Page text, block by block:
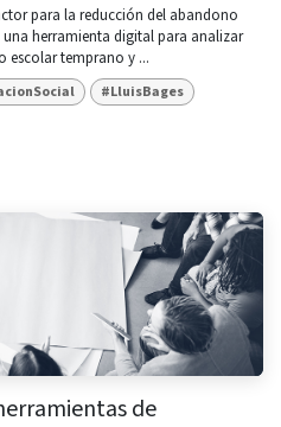
para la reducción del abandono
herramienta digital para analizar
escolar temprano y ...
#LluisBages
de